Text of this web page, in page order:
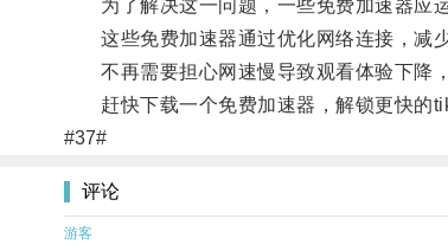
为了解决这一问题，一些免费加速器应运
这些免费加速器通过优化网络连接，减少
不再需要担心网速慢导致观看体验下降，
赶快下载一个免费加速器，解锁更快的
#37#
评论
游客